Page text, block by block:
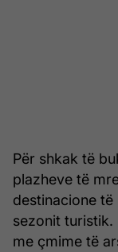
Për shkak të
plazheve të
destinacione
sezonit
me çmime të